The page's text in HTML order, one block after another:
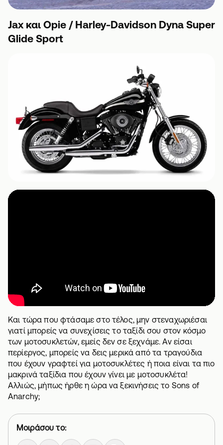
Jax και Opie / Harley-Davidson Dyna Super
Glide Sport
Και τώρα που φτάσαμε στο τέλος, μην στεναχωριέσαι
γιατί μπορείς να συνεχίσεις το ταξίδι σου στον κόσμο
των μοτοσυκλετών, εμείς δεν σε ξεχνάμε. Αν είσαι
περίεργος, μπορείς να δεις μερικά απότα τραγούδια
που έχουν γραφτεί για μοτοσυκλέτες ή ποια είναι τα πιο
μακρινά ταξίδια που έχουν γίνει με μοτοσυκλέτα!
Αλλιώς, μήπως ήρθε η ώρα να ξεκινήσεις το Sons of
Anarchy;
Μοιράσου το: